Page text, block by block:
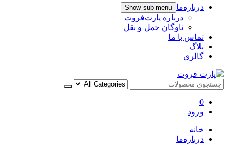
درباره‌ما Show sub menu
درباره پارت‌فروت
ناوگان حمل و نقل
تماس با ما
بلاگ
گالری
پارت فروت
0
ورود
خانه
درباره‌ما